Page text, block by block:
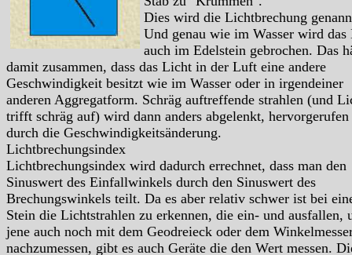
Dies wird die Lichtbrechung
Und genau wie im Wasser wird
auch im Edelstein gebrochen. Das
damit zusammen, dass das Licht in der Luft eine andere
Geschwindigkeit besitzt wie im Wasser oder in irgendeiner
anderen Aggregatform. Schräg auftreffende strahlen (und
trifft schräg auf) wird dann anders abgelenkt, hervorgerufen
durch die Geschwindigkeitsänderung.
Lichtbrechungsindex
Lichtbrechungsindex wird dadurch errechnet, dass man den
Sinuswert des Einfallwinkels durch den Sinuswert des
Brechungswinkels teilt. Da es aber relativ schwer ist bei
Stein die Lichtstrahlen zu erkennen, die ein- und ausfallen,
jene auch noch mit dem Geodreieck oder dem
nachzumessen, gibt es auch Geräte die den Wert messen.